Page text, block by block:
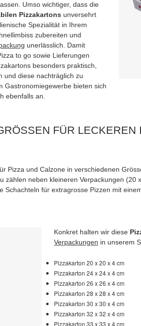
Umso wichtiger, dass die
Pizzakartons unversehrt
Spezialität in Ihrem
zubereiten und
unerlässlich. Damit
to go sowie Lieferungen
besonders praktisch,
und diese nachträglich zu
Gastronomiegewerbe bieten sich
ebenfalls an.
FÜR LECKEREN
Pizza und Calzone in verschiedenen
zählen neben kleineren Verpackungen (20
Schachteln für extragrosse Pizzen mit
Konkret halten wir diese
Verpackungen in unserem
Pizzakarton 20 x 20 x 4 cm
Pizzakarton 24 x 24 x 4 cm
Pizzakarton 26 x 26 x 4 cm
Pizzakarton 28 x 28 x 4 cm
Pizzakarton 30 x 30 x 4 cm
Pizzakarton 32 x 32 x 4 cm
Pizzakarton 33 x 33 x 4 cm